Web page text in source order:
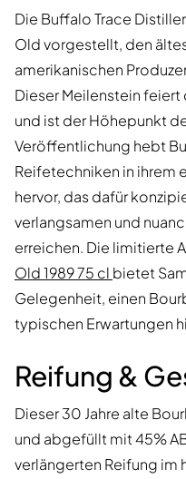
Die Buffalo Trace
Old vorgestellt, den
amerikanischen
Dieser Meilenstein feiert
und ist der Höhepunkt
Veröffentlichung hebt
Reifetechniken in ihrem
hervor, das dafür
verlangsamen und
erreichen. Die limitierte
Old 1989 75 cl bietet
Gelegenheit, einen
typischen Erwartungen
Reifung &
Dieser 30 Jahre alte
und abgefüllt mit 45%
verlängerten Reifung im